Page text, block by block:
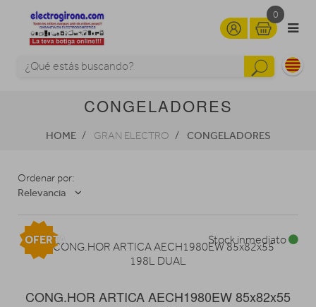
0
CONGELADORES
HOME GRAN ELECTRO CONGELADORES
Ordenar por:
Relevancia
CONG.HOR ARTICA AECH1980EW 85x82x55
Stock inmediato
OFERTA